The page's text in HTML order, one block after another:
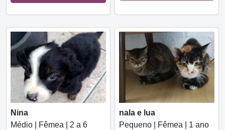
Nina
Médio | Fêmea | 2 a 6
nala e lua
Pequeno | Fêmea | 1 ano